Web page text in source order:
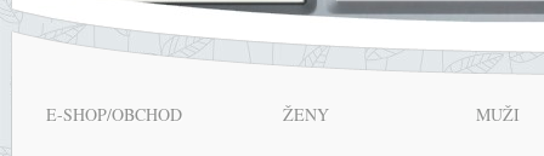
E-SHOP/OBCHOD ŽENY MUŽI